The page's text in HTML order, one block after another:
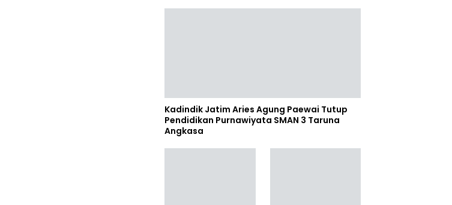
Kadindik Jatim Aries Agung Paewai Tutup
Pendidikan Purnawiyata SMAN 3 Taruna
Angkasa